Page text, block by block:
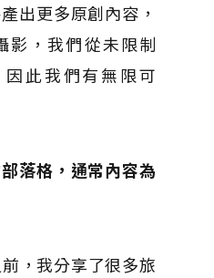
出更多原創內容，
影，我們從未限制
因此我們有無限可
落格，通常內容為
，我分享了很多旅